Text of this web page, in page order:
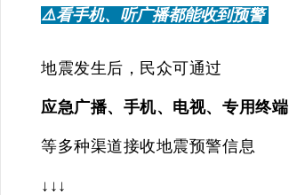
⚠️看手机、听广播都能收到预警
地震发生后， 民众可通过
应急广播、手机、电视、 专用终端
等多种渠道接收地震预警信息
↓↓↓